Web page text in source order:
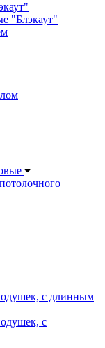
"Блэкаут"
с длинным
с